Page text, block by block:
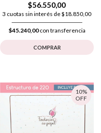
$56.550,00
3 cuotas sin interés de $18.850,00
$45.240,00con transferencia
COMPRAR
10%
OFF